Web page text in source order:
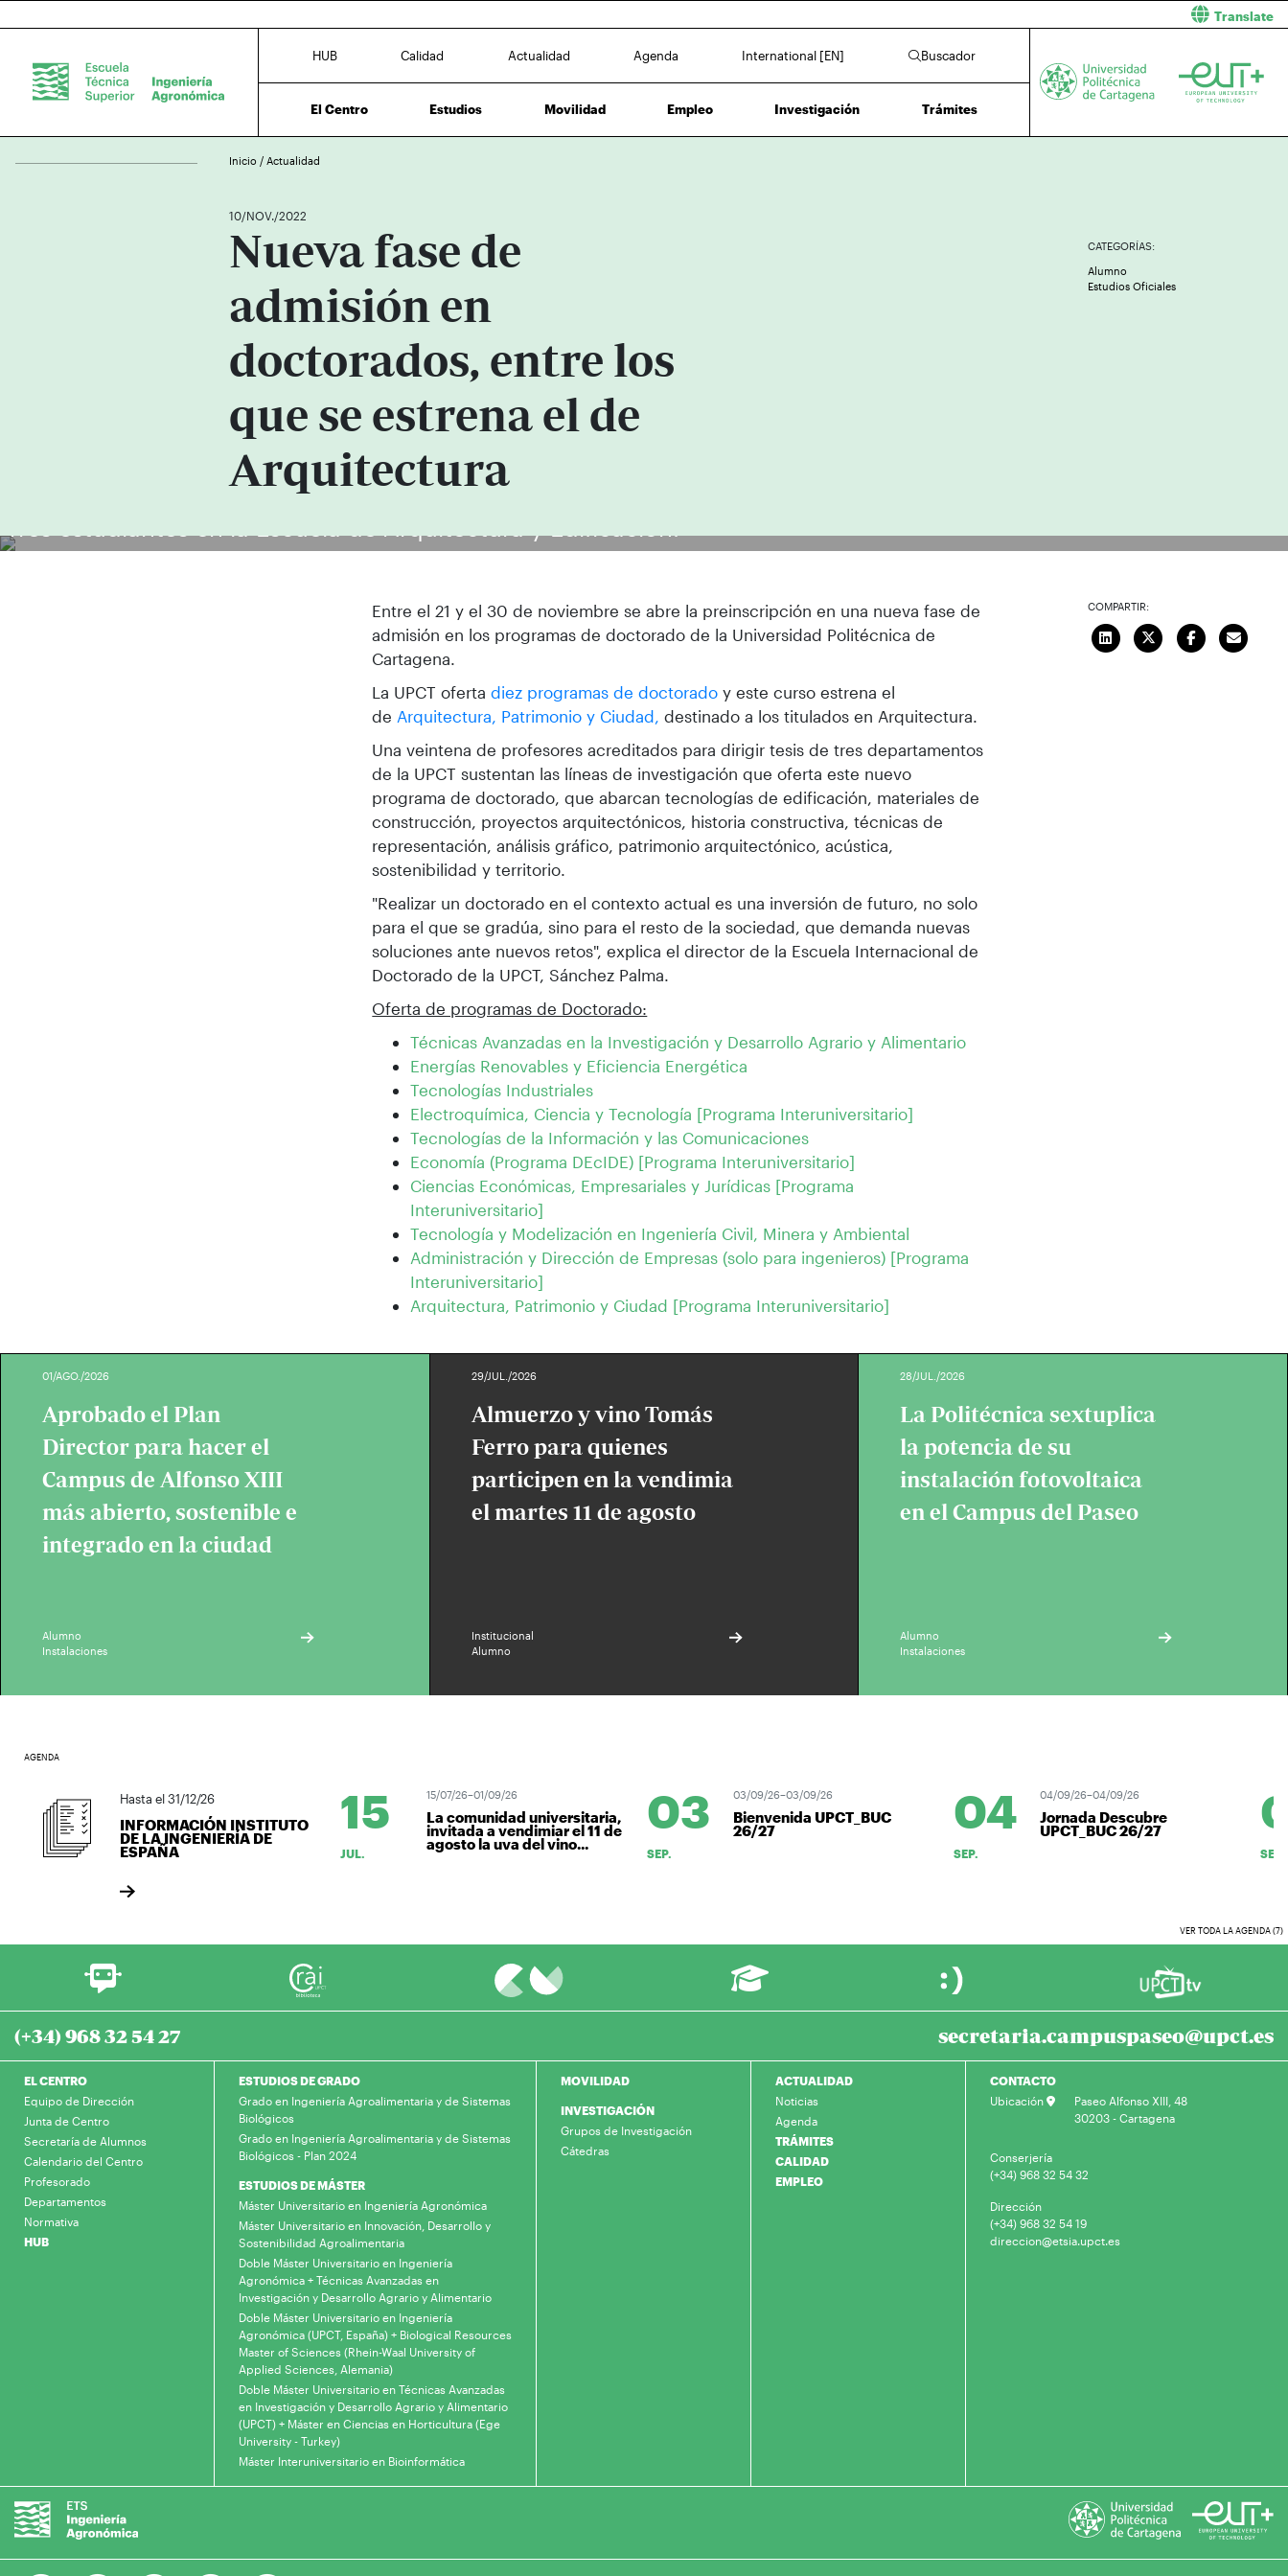
Translate
HUB Calidad Actualidad Agenda International [EN] Buscador
El Centro Estudios Movilidad Empleo Investigación Trámites
Inicio / Actualidad
10/NOV./2022
Nueva fase de
admisión en
doctorados, entre los
que se estrena el de
Arquitectura
CATEGORÍAS:
Alumno
Estudios Oficiales
Entre el 21 y el 30 de noviembre se abre la preinscripción en una nueva fase de
admisión en los programas de doctorado de la Universidad Politécnica de
Cartagena.
La UPCT ofertadiez programas de doctorado y este curso estrena el
de Arquitectura, Patrimonio y Ciudad, destinado a los titulados en Arquitectura.
Una veintena de profesores acreditados para dirigir tesis de tres departamentos
de la UPCT sustentan las líneas de investigación que oferta este nuevo
programa de doctorado, que abarcan tecnologías de edificación, materiales de
construcción, proyectos arquitectónicos, historia constructiva, técnicas de
representación, análisis gráfico, patrimonio arquitectónico, acústica,
sostenibilidad y territorio.
"Realizar un doctorado en el contexto actual es una inversión de futuro, no solo
para el que se gradúa, sino para el resto de la sociedad, que demanda nuevas
soluciones ante nuevos retos", explica el director de la Escuela Internacional de
Doctorado de la UPCT, Sánchez Palma.
Oferta de programas de Doctorado:
Técnicas Avanzadas en la Investigación y Desarrollo Agrario y Alimentario
Energías Renovables y Eficiencia Energética
Tecnologías Industriales
Electroquímica, Ciencia y Tecnología [Programa Interuniversitario]
Tecnologías de la Información y las Comunicaciones
Economía (Programa DEcIDE) [Programa Interuniversitario]
Ciencias Económicas, Empresariales y Jurídicas [Programa
Interuniversitario]
Tecnología y Modelización en Ingeniería Civil, Minera y Ambiental
Administración y Dirección de Empresas (solo para ingenieros) [Programa
Interuniversitario]
Arquitectura, Patrimonio y Ciudad [Programa Interuniversitario]
COMPARTIR:
01/AGO./2026
Aprobado el Plan
Director para hacer el
Campus de Alfonso XIII
más abierto, sostenible e
integrado en la ciudad
Alumno
Instalaciones
29/JUL./2026
Almuerzo y vino Tomás
Ferro para quienes
participen en la vendimia
el martes 11 de agosto
Institucional
Alumno
28/JUL./2026
La Politécnica sextuplica
la potencia de su
instalación fotovoltaica
en el Campus del Paseo
Alumno
Instalaciones
AGENDA
Hasta el 31/12/26
INFORMACIÓN INSTITUTO
DE LA INGENIERÍA DE
ESPAÑA
15
JUL.
15/07/26–01/09/26
La comunidad universitaria,
invitada a vendimiar el 11 de
agosto la uva del vino...
03
SEP.
03/09/26–03/09/26
Bienvenida UPCT_BUC
26/27 04
SEP.
04/09/26–04/09/26
Jornada Descubre
UPCT_BUC 26/27
SEP.
VER TODA LA AGENDA (7)
(+34) 968 32 54 27 secretaria.campuspaseo@upct.es
EL CENTRO
Equipo de Dirección
Junta de Centro
Secretaría de Alumnos
Calendario del Centro
Profesorado
Departamentos
Normativa
HUB
ESTUDIOS DE GRADO
Grado en Ingeniería Agroalimentaria y de Sistemas
Biológicos
Grado en Ingeniería Agroalimentaria y de Sistemas
Biológicos - Plan 2024
ESTUDIOS DE MÁSTER
Máster Universitario en Ingeniería Agronómica
Máster Universitario en Innovación, Desarrollo y
Sostenibilidad Agroalimentaria
Doble Máster Universitario en Ingeniería
Agronómica + Técnicas Avanzadas en
Investigación y Desarrollo Agrario y Alimentario
Doble Máster Universitario en Ingeniería
Agronómica (UPCT, España) + Biological Resources
Master of Sciences (Rhein-Waal University of
Applied Sciences, Alemania)
Doble Máster Universitario en Técnicas Avanzadas
en Investigación y Desarrollo Agrario y Alimentario
(UPCT) + Máster en Ciencias en Horticultura (Ege
University - Turkey)
Máster Interuniversitario en Bioinformática
MOVILIDAD
INVESTIGACIÓN
Grupos de Investigación
Cátedras
ACTUALIDAD
Noticias
Agenda
TRÁMITES
CALIDAD
EMPLEO
CONTACTO
Ubicación
Paseo Alfonso XIII, 48
30203 - Cartagena
Conserjería
(+34) 968 32 54 32
Dirección
(+34) 968 32 54 19
direccion@etsia.upct.es